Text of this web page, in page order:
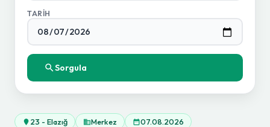
TARIH
Sorgula
23 - Elazığ Merkez 07.08.2026